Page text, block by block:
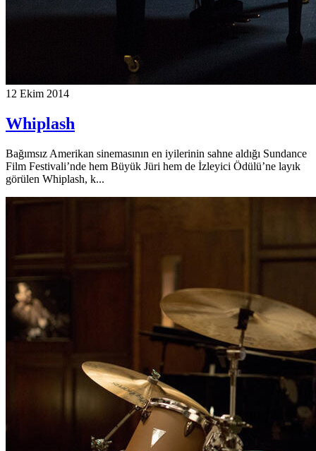
12 Ekim 2014
Whiplash
Bağımsız Amerikan sinemasının en iyilerinin sahne aldığı Sundance
Film Festivali’nde hem Büyük Jüri hem de İzleyici Ödülü’ne layık
görülen Whiplash, k...